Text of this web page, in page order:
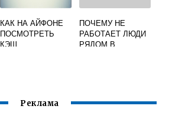
КАК НА АЙФОНЕ
ПОСМОТРЕТЬ
КЭШ
ПОЧЕМУ НЕ
РАБОТАЕТ ЛЮДИ
РЯДОМ В
Реклама